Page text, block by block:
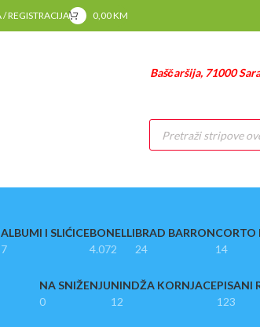
/ REGISTRACIJA 0,00KM
Baščaršija, 71000
Products
search
ALBUMI I SLIĆICE
7
BONELLI
4.072
BRAD BARRON
24
CORTO
14
NA SNIŽENJU
0
NINDŽA KORNJACE
12
PISANI
123